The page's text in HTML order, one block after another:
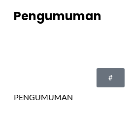
Pengumuman
#
PENGUMUMAN